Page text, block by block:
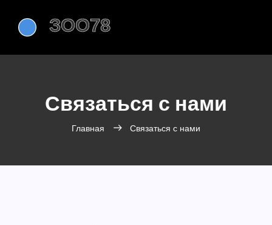
Связаться с нами
Главная Связаться с нами